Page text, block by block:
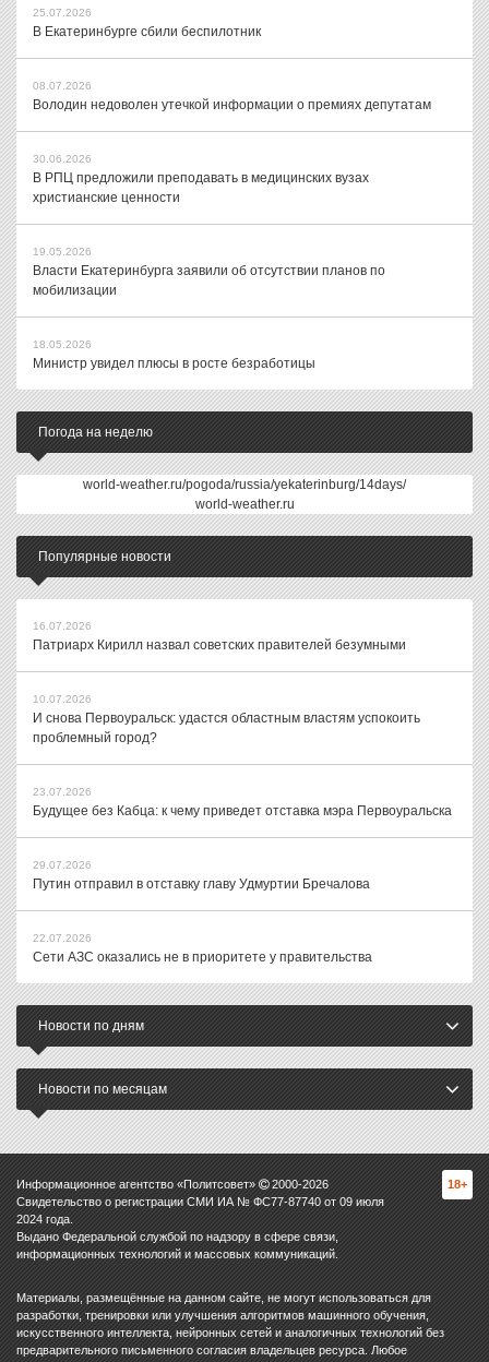
25.07.2026
В Екатеринбурге сбили беспилотник
08.07.2026
Володин недоволен утечкой информации о премиях депутатам
30.06.2026
В РПЦ предложили преподавать в медицинских вузах
христианские ценности
19.05.2026
Власти Екатеринбурга заявили об отсутствии планов по
мобилизации
18.05.2026
Министр увидел плюсы в росте безработицы
Погода на неделю
world-weather.ru/pogoda/russia/yekaterinburg/14days/
world-weather.ru
Популярные новости
16.07.2026
Патриарх Кирилл назвал советских правителей безумными
10.07.2026
И снова Первоуральск: удастся областным властям успокоить
проблемный город?
23.07.2026
Будущее без Кабца: к чему приведет отставка мэра Первоуральска
29.07.2026
Путин отправил в отставку главу Удмуртии Бречалова
22.07.2026
Сети АЗС оказались не в приоритете у правительства
Новости по дням
Новости по месяцам
Информационное агентство «Политсовет» 2000-2026
Свидетельство о регистрации СМИ ИА № ФС77-87740 от 09 июля
2024 года.
Выдано Федеральной службой по надзору в сфере связи,
информационных технологий и массовых коммуникаций.
18+
Материалы, размещённые на данном сайте, не могут использоваться для
разработки, тренировки или улучшения алгоритмов машинного обучения,
искусственного интеллекта, нейронных сетей и аналогичных технологий без
предварительного письменного согласия владельцев ресурса. Любое